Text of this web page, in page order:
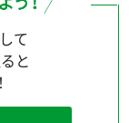
て
と